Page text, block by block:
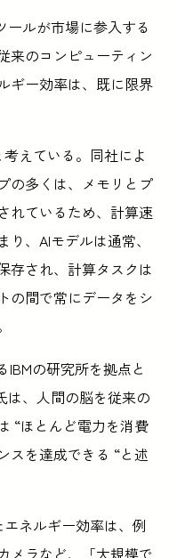
ールが市場に参入する
来のコンピューティン
ギー効率は、既に限界
えている。同社によ
の多くは、メモリとプ
れているため、計算速
、AIモデルは通常、
存され、計算タスクは
の間で常にデータをシ
IBMの研究所を拠点と
は、人間の脳を従来の
“ほとんど電力を消費
スを達成できる “と述
ネルギー効率は、例